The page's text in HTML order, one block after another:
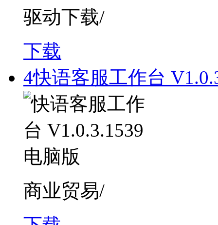
驱动下载/
下载
4快语客服工作台
商业贸易/